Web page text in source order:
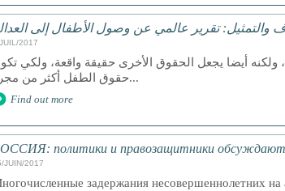
والتمثيل: تقرير عالمي عن وصول الأطفال إلى
2017
أيضا يجعل الحقوق الأخرى حقيقة واقعة، ولكي
حقوق الطفل أكثر من مجرد...
Find out more
политики и правозащитники обсуждают
JUIN/2017
задержания несовершеннолетних